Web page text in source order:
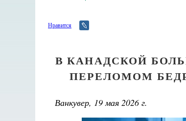
Нравится
В КАНАДСКОЙ
ПЕРЕЛОМОМ
Ванкувер, 19 мая 2026 г.